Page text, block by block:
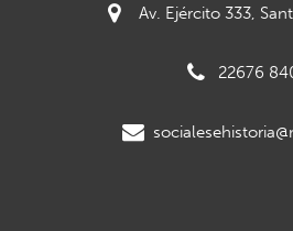
Av. Ejército 333,
22676